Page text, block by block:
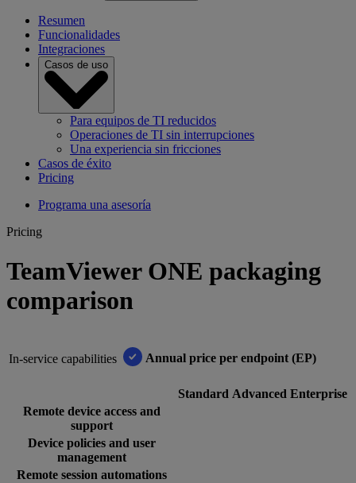
Resumen
Funcionalidades
Integraciones
Casos de uso
Para equipos de TI reducidos
Operaciones de TI sin interrupciones
Una experiencia sin fricciones
Casos de éxito
Pricing
Programa una asesoría
Pricing
TeamViewer ONE packaging
comparison
In-service capabilities Annual price per endpoint (EP)​
Standard Advanced​ Enterprise
Remote device access and
support
Device policies and user
management
Remote session automations